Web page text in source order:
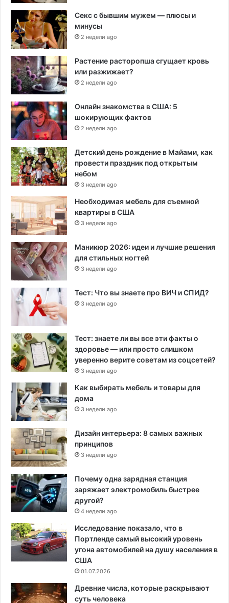
Секс с бывшим мужем — плюсы и
минусы
2 недели ago
Растение расторопша сгущает кровь
или разжижает?
2 недели ago
Онлайн знакомства в США: 5
шокирующих фактов
2 недели ago
Детский день рождение в Майами, как
провести праздник под открытым
небом
3 недели ago
Необходимая мебель для съемной
квартиры в США
3 недели ago
Маникюр 2026: идеи и лучшие решения
для стильных ногтей
3 недели ago
Тест: Что вы знаете про ВИЧ и СПИД?
3 недели ago
Тест: знаете ли вы все эти факты о
здоровье — или просто слишком
уверенно верите советам из соцсетей?
3 недели ago
Как выбирать мебель и товары для
дома
3 недели ago
Дизайн интерьера: 8 самых важных
принципов
3 недели ago
Почему одна зарядная станция
заряжает электромобиль быстрее
другой?
4 недели ago
Исследование показало, что в
Портленде самый высокий уровень
угона автомобилей на душу населения в
США
01.07.2026
Древние числа, которые раскрывают
суть человека